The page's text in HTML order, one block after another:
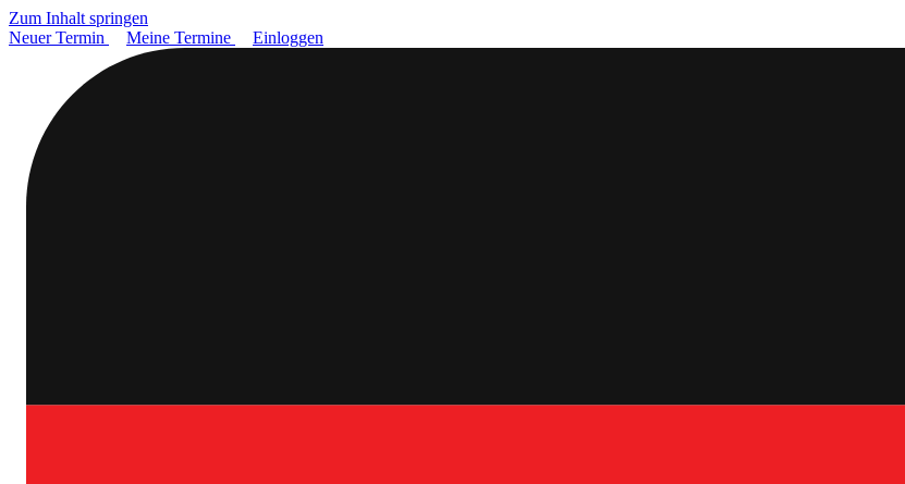
Zum Inhalt springen
Neuer Termin
Meine Termine Einloggen